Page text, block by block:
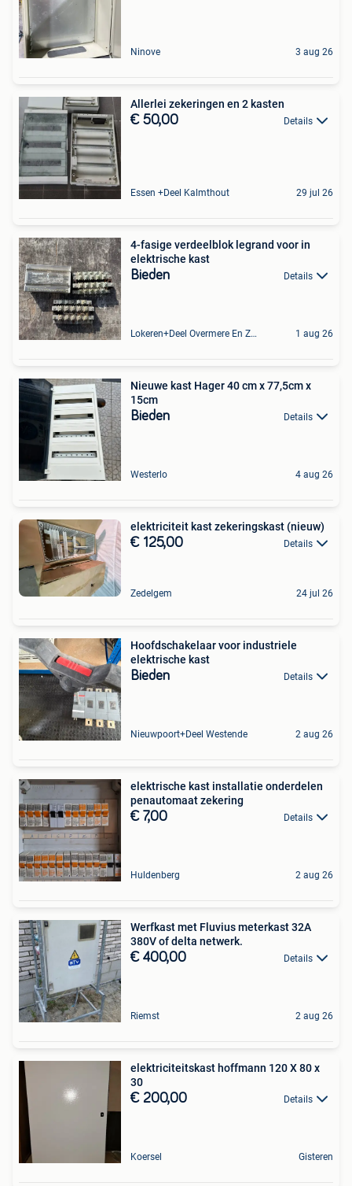
Ninove 3 aug 26
Allerlei zekeringen en 2 kasten
€ 50,00 Details
Essen +Deel Kalmthout 29 jul 26
4-fasige verdeelblok legrand voor in
elektrische kast
Bieden Details
Lokeren+Deel Overmere En Zele 1 aug 26
Nieuwe kast Hager 40 cm x 77,5cm x
15cm
Bieden Details
Westerlo 4 aug 26
elektriciteit kast zekeringskast (nieuw)
€ 125,00 Details
Zedelgem 24 jul 26
Hoofdschakelaar voor industriele
elektrische kast
Bieden Details
Nieuwpoort+Deel Westende 2 aug 26
elektrische kast installatie onderdelen
penautomaat zekering
€ 7,00 Details
Huldenberg 2 aug 26
Werfkast met Fluvius meterkast 32A
380V of delta netwerk.
€ 400,00 Details
Riemst 2 aug 26
elektriciteitskast hoffmann 120 X 80 x
30
€ 200,00 Details
Koersel Gisteren